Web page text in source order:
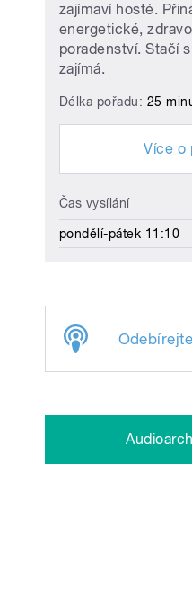
zajímaví hosté.
energetické,
poradenství. Stačí
zajímá.
Délka pořadu: 25
Více o
Čas vysílání
pondělí-pátek 11:10